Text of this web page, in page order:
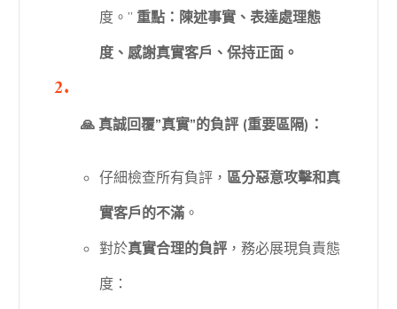
度。” 重點：陳述事實、表達處理態
度、感謝真實客戶、保持正面。
🙏 真誠回覆”真實”的負評 (重要區隔)：
仔細檢查所有負評， 區分惡意攻擊和真
實客戶的不滿。
對於真實合理的負評，務必展現負責態
度：